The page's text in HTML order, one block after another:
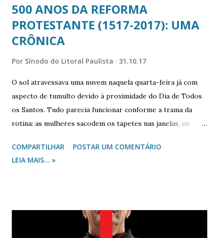
500 ANOS DA REFORMA
PROTESTANTE (1517-2017): UMA
CRÔNICA
Por Sínodo do Litoral Paulista 31.10.17
O sol atravessava uma nuvem naquela quarta-feira já com
aspecto de tumulto devido à proximidade do Dia de Todos
os Santos. Tudo parecia funcionar conforme a trama da
rotina: as mulheres sacodem os tapetes nas janelas, os
sobe as escadas da Capela do Castelo de Wittenberg, na
Alemanha. Dirige-se a mais uma incontável ladainha? Não!
remete contra a porta da Capela a arrancar e jogar os
papeis ao esquecimento? Não dessa vez! Ali estava afixados
COMPARTILHAR
POSTAR UM COMENTÁRIO
LEIA MAIS... »